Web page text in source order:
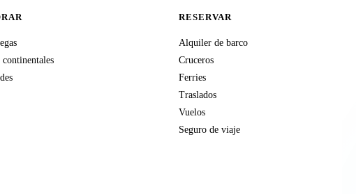
continentales
RESERVAR
Alquiler de barco
Cruceros
Ferries
Traslados
Vuelos
Seguro de viaje